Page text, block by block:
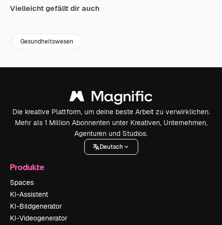
Vielleicht gefällt dir auch
Gesundheitswesen
Die kreative Plattform, um deine beste Arbeit zu verwirklichen.
Mehr als 1 Million Abonnenten unter Kreativen, Unternehmen,
Agenturen und Studios.
Deutsch
Produkte
Spaces
KI-Assistent
KI-Bildgenerator
KI-Videogenerator